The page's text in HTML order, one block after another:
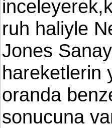
ruh haliyle
Jones
hareketlerin
oranda
sonucuna